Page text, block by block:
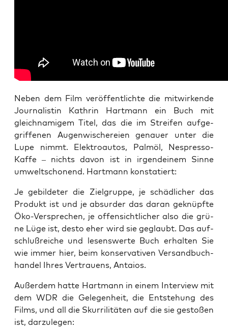
Neben dem Film ver­öf­fent­lich­te die mit­wir­ken­de
Jour­na­lis­tin Kath­rin Hart­mann ein Buch mit
gleich­na­mi­gem Titel, das die im Strei­fen auf­ge­
grif­fe­nen Augen­wi­sche­rei­en genau­er unter die
Lupe nimmt. Elek­tro­au­tos, Palm­öl, Nes­pres­so-
Kaf­fe – nichts davon ist in irgend­ei­nem Sin­ne
umwelt­scho­nend. Hart­mann konstatiert:
Je gebil­de­ter die Ziel­grup­pe, je schäd­li­cher das
Pro­dukt ist und je absur­der das dar­an geknüpf­te
Öko-Ver­spre­chen, je offen­sicht­li­cher also die grü­
ne Lüge ist, des­to eher wird sie geglaubt. Das auf­
schluß­rei­che und lesens­wer­te Buch erhal­ten Sie
wie immer hier, beim kon­ser­va­ti­ven Ver­sand­buch­
han­del Ihres Ver­trau­ens, Antaios.
Außer­dem hat­te Hart­mann in einem Inter­view mit
dem WDR die Gele­gen­heit, die Ent­ste­hung des
Films, und all die Skur­ri­li­tä­ten auf die sie gesto­ßen
ist, darzulegen: